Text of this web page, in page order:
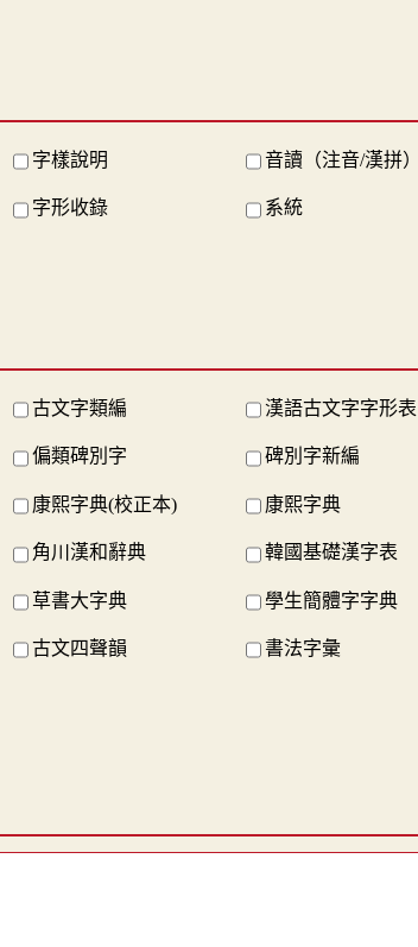
字樣說明 音讀（注音/漢拼）
字形收錄 系統
古文字類編 漢語古文字字形表
偏類碑別字 碑別字新編
康熙字典(校正本) 康熙字典
角川漢和辭典 韓國基礎漢字表
草書大字典 學生簡體字字典
古文四聲韻 書法字彙